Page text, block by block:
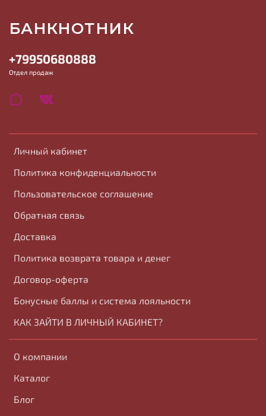
Личный кабинет
Политика конфиденциальности
Пользовательское соглашение
Обратная связь
Доставка
Политика возврата товара и денег
Договор-оферта
Бонусные баллы и система лояльности
КАК ЗАЙТИ В ЛИЧНЫЙ КАБИНЕТ?
О компании
Каталог
Блог
+79950680888
Отдел продаж
БАНКНОТНИК